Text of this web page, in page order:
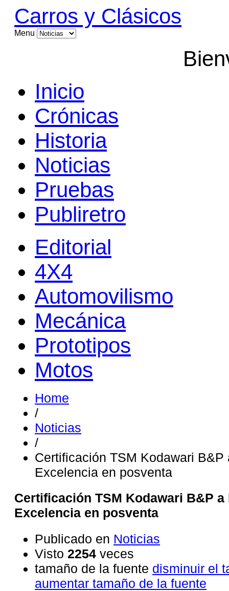
Carros y Clásicos
Menu
Inicio
Crónicas
Historia
Noticias
Pruebas
Publiretro
Editorial
4X4
Automovilismo
Mecánica
Prototipos
Motos
Home
/
Noticias
/
Certificación TSM Kodawari
Excelencia en posventa
Certificación TSM Kodawari B&P
Excelencia en posventa
Publicado en Noticias
Visto 2254 veces
tamaño de la fuente disminuir el
aumentar tamaño de la fuente